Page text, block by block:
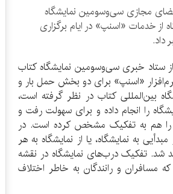
فضای مجازی سی‌وسومین نمایشگاه
از خدمات «اسنپ» در ایام برگزاری
داد.
ستاد خبری سی‌وسومین نمایشگاه کتاب
«اسنپ» برای دو بخش حمل بار و
بین‌المللی کتاب در نظر گرفته است،
را انجام داده و برای سهولت رفت و
را هم به تفکیک مشخص کرده است. در
به نمایشگاه، یا از نمایشگاه به هر
شد. تفکیک درب‌های نمایشگاه در نقشه
مسافران و رانندگان به خاطر اختلاف